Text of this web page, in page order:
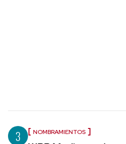
3 NOMBRAMIENTOS